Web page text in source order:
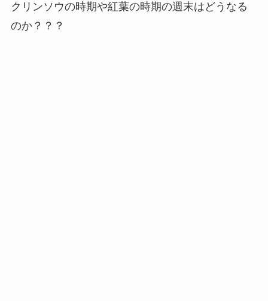
クリンソウの時期や紅葉の時期の週末はどうなる
のか？？？